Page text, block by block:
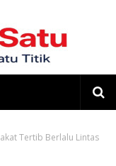
Tertib Berlalu Lintas